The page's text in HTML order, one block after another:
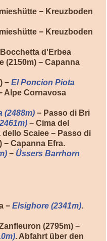
− Kreuzboden
− Kreuzboden
Bocchetta d'Erbea
(2150m) − Capanna
− El Poncion Piota
Alpe Cornavosa
(2488m) − Passo di Bri
− Cima del
Scaiee − Passo di
− Capanna Efra.
− Üssers Barrhorn
− Elsighore (2341m).
(2795m) −
. Abfahrt über den